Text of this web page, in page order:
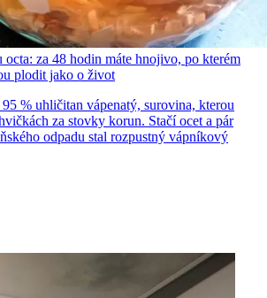
octa: za 48 hodin máte hnojivo, po kterém
plodit jako o život
% uhličitan vápenatý, surovina, kterou
za stovky korun. Stačí ocet a pár
odpadu stal rozpustný vápníkový